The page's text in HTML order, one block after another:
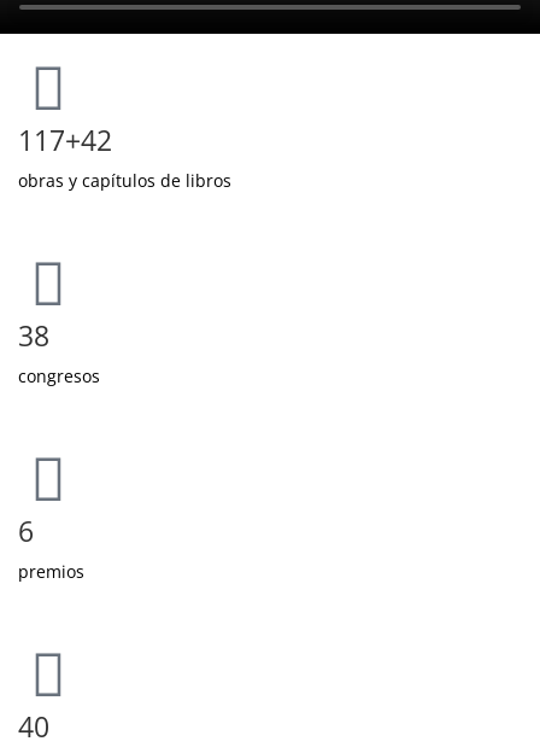
117+42
obras y capítulos de libros
38
congresos
6
premios
40